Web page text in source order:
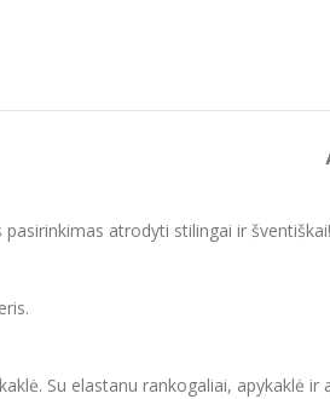
atrodyti stilingai ir
Su elastanu rankogaliai, apykaklė ir